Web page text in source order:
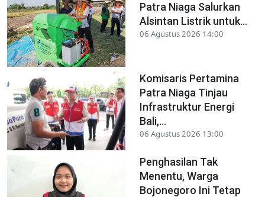
Patra Niaga Salurkan
Alsintan Listrik untuk...
06 Agustus 2026 14:00
Komisaris Pertamina
Patra Niaga Tinjau
Infrastruktur Energi
Bali,...
06 Agustus 2026 13:00
Penghasilan Tak
Menentu, Warga
Bojonegoro Ini Tetap